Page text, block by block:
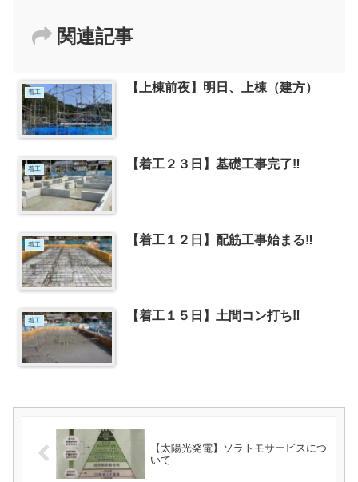
関連記事
着工 【上棟前夜】明日、上棟（建方）
着工 【着工２３日】基礎工事完了‼
着工 【着工１２日】配筋工事始まる‼
着工 【着工１５日】土間コン打ち‼
【太陽光発電】ソラトモサービスにつ
いて